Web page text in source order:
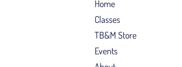
Home
Classes
TB&M Store
Events